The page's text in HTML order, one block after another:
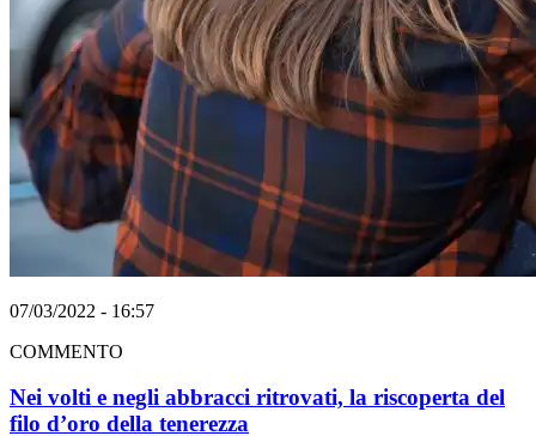
07/03/2022 - 16:57
COMMENTO
Nei volti e negli abbracci ritrovati, la riscoperta del
filo d’oro della tenerezza